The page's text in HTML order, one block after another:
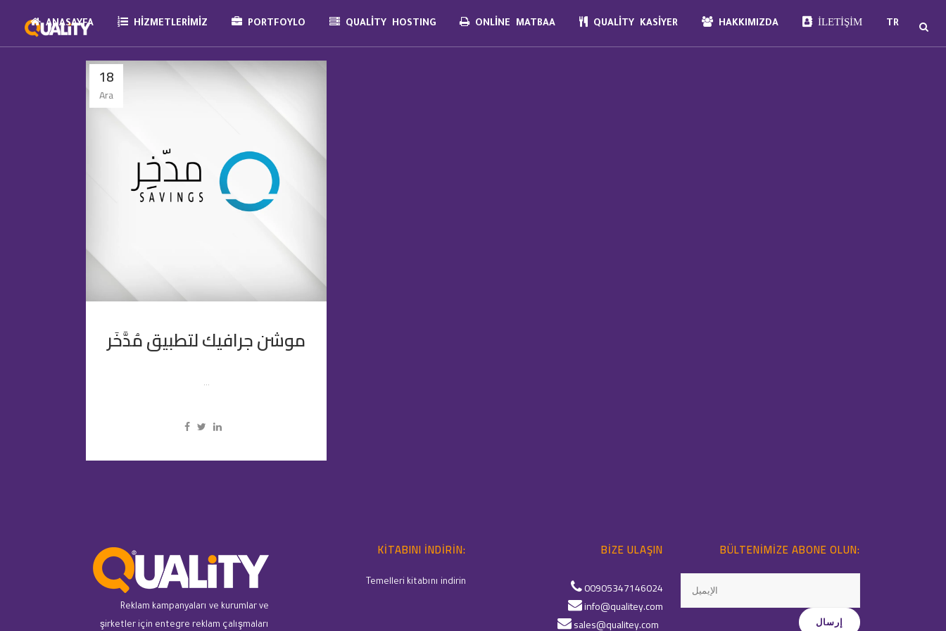
ANASAYFA HIZMETLERIMIZ PORTFOYLO QUALITY HOSTING ONLINE MATBAA QUALITY KASIYER HAKKIMIZDA İLETIŞIM TR
18
Ara
موشن جرافيك لتطبيق مُدَّخَر
...
Reklam kampanyaları ve kurumlar ve
şirketler için entegre reklam çalışmaları
KITABINI INDIRIN:
Temelleri kitabını indirin
BIZE ULAŞIN
00905347146024
info@qualitey.com
sales@qualitey.com
BÜLTENIMIZE ABONE OLUN: